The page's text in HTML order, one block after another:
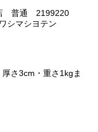
普通 2199220
シマシヨテン
さ3cm・重さ1kgま